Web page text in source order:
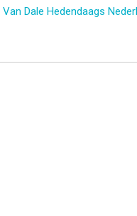
Van Dale Hedendaags